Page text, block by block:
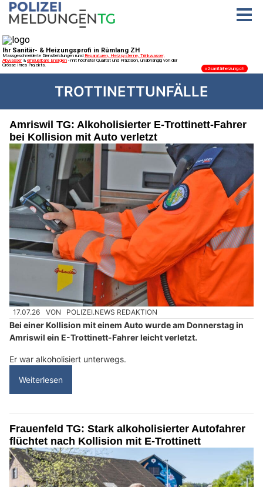
TROTTINETTUNFÄLLE
Amriswil TG: Alkoholisierter E-Trottinett-Fahrer
bei Kollision mit Auto verletzt
17.07.26 VON POLIZEI.NEWS REDAKTION
Bei einer Kollision mit einem Auto wurde am Donnerstag in
Amriswil ein E-Trottinett-Fahrer leicht verletzt.
Er war alkoholisiert unterwegs.
Weiterlesen
Frauenfeld TG: Stark alkoholisierter Autofahrer
flüchtet nach Kollision mit E-Trottinett